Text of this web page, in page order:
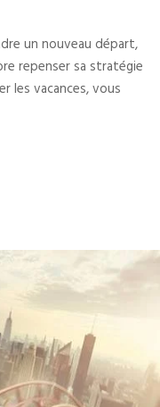
un nouveau départ,
repenser sa stratégie
les vacances, vous